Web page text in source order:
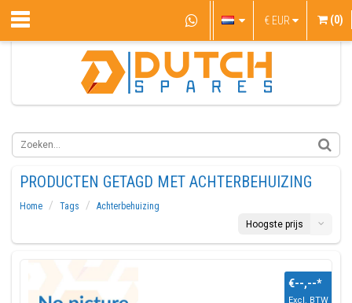
€ EUR (0)
PRODUCTEN GETAGD MET ACHTERBEHUIZING
Home Tags
Achterbehuizing
Hoogste prijs
€--,--*
Excl. BTW